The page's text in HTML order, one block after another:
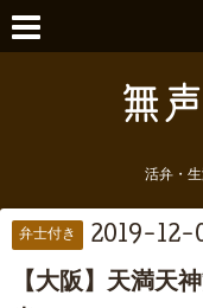
活弁・
弁士付き 2019-12-
【大阪】天満天